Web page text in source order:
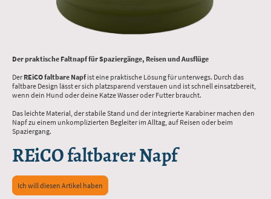
Der praktische Faltnapf für Spaziergänge, Reisen und Ausflüge
Der REiCO faltbare Napfist eine praktische Lösung für unterwegs. Durch das
faltbare Design lässt er sich platzsparend verstauen und ist schnell einsatzbereit,
wenn dein Hund oder deine Katze Wasser oder Futter braucht.
Das leichte Material, der stabile Stand und der integrierte Karabiner machen den
Napf zu einem unkomplizierten Begleiter im Alltag, auf Reisen oder beim
Spaziergang.
REiCO faltbarer Napf
Ich will diesen Artikel haben